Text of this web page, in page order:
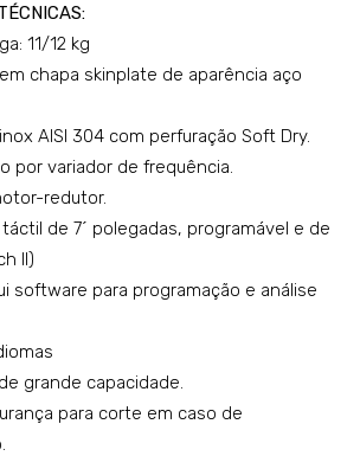
11/12 kg
chapa skinplate de aparência aço
AISI 304 com perfuração Soft Dry.
por variador de frequência.
redutor.
de 7´ polegadas, programável e de
II)
software para programação e análise
grande capacidade.
para corte em caso de